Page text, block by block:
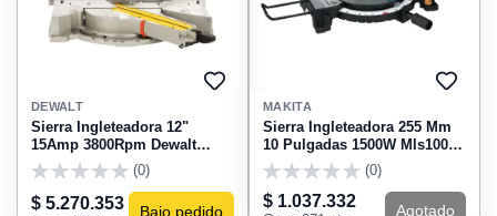
AGREGAR
FAVORITOS
DEWALT
Sierra Ingleteadora 12"
15Amp 3800Rpm Dewalt
DWS780
(0)
$ 5.270.353 Bajo pedido
MAKITA
Sierra Ingleteadora 255 Mm
10 Pulgadas 1500W Mls100
Makita
(0)
$ 1.037.332 Agotado